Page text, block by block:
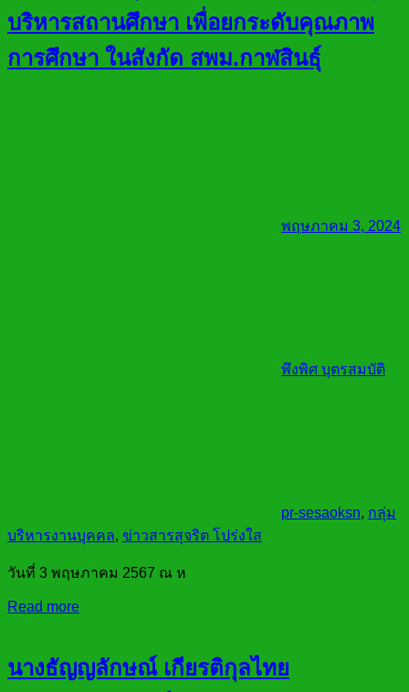
บริหารสถานศึกษา เพื่อยกระดับคุณภาพ
การศึกษา ในสังกัด สพม.กาฬสินธ์ุ
พฤษภาคม 3, 2024
พึงพิศ บุตรสมบัติ
pr-sesaoksn, กลุ่ม
บริหารงานบุคคล, ข่าวสารสุจริต โปร่งใส
วันที่ 3 พฤษภาคม 2567 ณ ห
Read more
นางธัญญลักษณ์ เกียรติกุลไทย